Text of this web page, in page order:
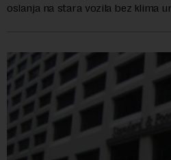
oslanja na stara vozila bez klima